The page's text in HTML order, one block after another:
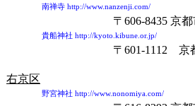
南禅寺 http://www.nanzenji.com/
〒606-8435 京
貴船神社 http://kyoto.kibune.or.jp/
〒601-1112 京
右京区
野宮神社 http://www.nonomiya.com/